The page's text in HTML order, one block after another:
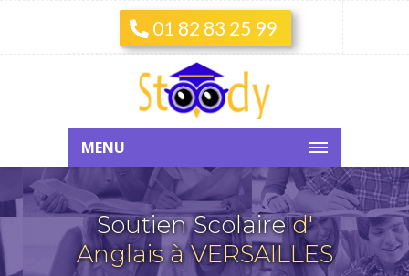
01 82 83 25 99
MENU
Soutien Scolaired'
Anglais à VERSAILLES